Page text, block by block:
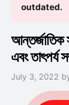
outdated.
এবং তাৎপর্য
July 3, 2022